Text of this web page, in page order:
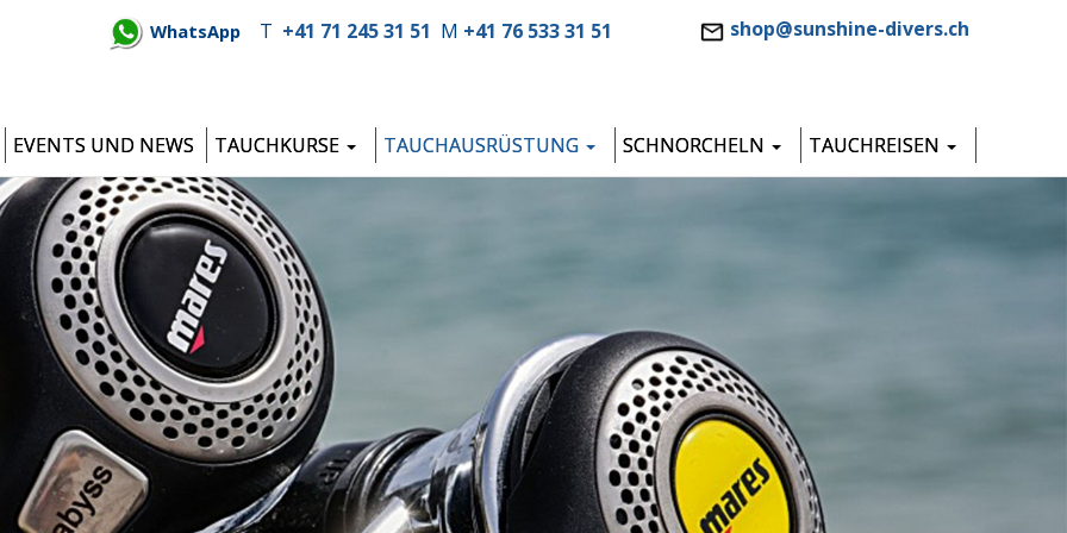
WhatsApp T +41 71 245 31 51 M +41 76 533 31 51 shop@sunshine-divers.ch
EVENTS UND NEWS TAUCHKURSE TAUCHAUSRÜSTUNG SCHNORCHELN TAUCHREISEN